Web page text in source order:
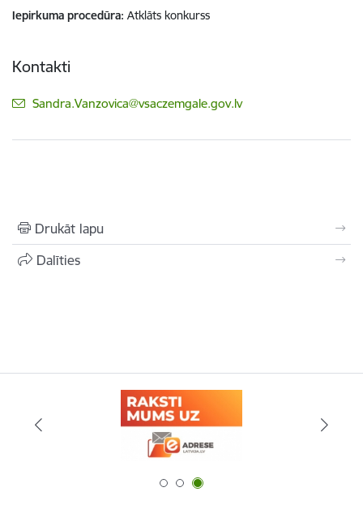
Iepirkuma procedūra Atklāts konkurss
Kontakti
E-pasts:
Sandra.Vanzovica@vsaczemgale.gov.lv
Drukāt lapu
Dalīties